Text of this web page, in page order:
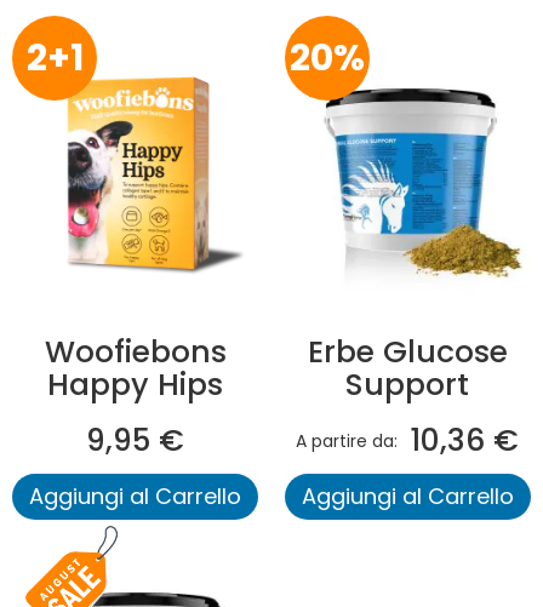
2+1
Woofiebons
Happy Hips
9,95 €
Aggiungi al Carrello
20%
Erbe Glucose
Support
A partire da 10,36 €
Aggiungi al Carrello